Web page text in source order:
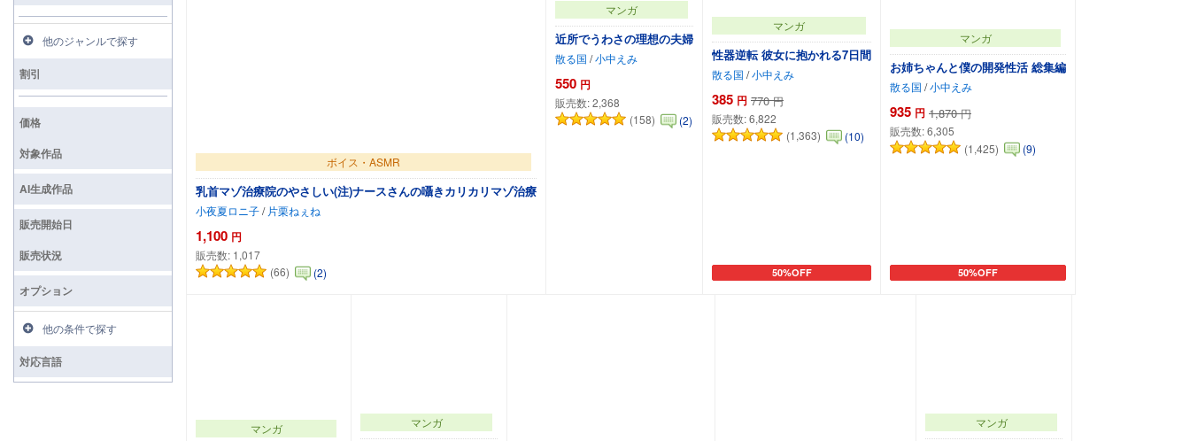
ボイス・ASMR
乳首マゾ治療院のやさしい(注)ナースさんの囁きカリカリマゾ治療
小夜夏ロニ子/ 片栗ねぇね
1,100 円
販売数: 1,017
(66)
(2)
マンガ
近所でうわさの理想の夫婦
散る国 /小中えみ
550 円
販売数:2,368
(158)
(2)
マンガ
性器逆転 彼女に抱かれる7日間
散る国 /小中えみ
385 円 770 円
販売数:6,822
(1,363)
(10)
50%OFF
カートに追加
マンガ
お姉ちゃんと僕の開発性活 総集編
散る国 /小中えみ
935 円 1,870 円
販売数:6,305
(1,425)
(9)
50%OFF
カートに追加
マンガ マンガ マンガ
他のジャンルで探す
割引
価格
対象作品
AI生成作品
販売開始日
販売状況
オプション
他の条件で探す
対応言語